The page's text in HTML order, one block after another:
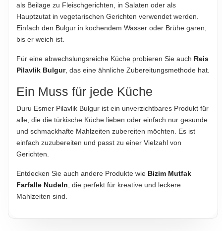
als Beilage zu Fleischgerichten, in Salaten oder als
Hauptzutat in vegetarischen Gerichten verwendet werden.
Einfach den Bulgur in kochendem Wasser oder Brühe garen,
bis er weich ist.
Für eine abwechslungsreiche Küche probieren Sie auch Reis
Pilavlik Bulgur, das eine ähnliche Zubereitungsmethode hat.
Ein Muss für jede Küche
Duru Esmer Pilavlik Bulgur ist ein unverzichtbares Produkt für
alle, die die türkische Küche lieben oder einfach nur gesunde
und schmackhafte Mahlzeiten zubereiten möchten. Es ist
einfach zuzubereiten und passt zu einer Vielzahl von
Gerichten.
Entdecken Sie auch andere Produkte wie Bizim Mutfak
Farfalle Nudeln , die perfekt für kreative und leckere
Mahlzeiten sind.